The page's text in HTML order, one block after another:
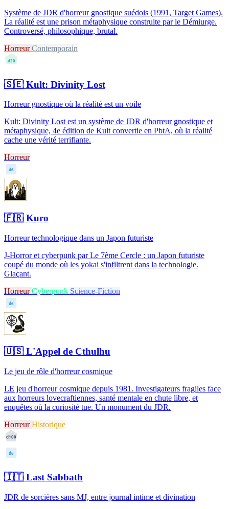
Système de JDR d'horreur gnostique suédois (1991, Target Games).
La réalité est une prison métaphysique construite par le Démiurge.
Controversé, philosophique, brutal.
HorreurContemporain
d20
🇸🇪Kult: Divinity Lost
Horreur gnostique où la réalité est un voile
Kult: Divinity Lost est un système de JDR d'horreur gnostique et
métaphysique, 4e édition de Kult convertie en PbtA, où la réalité
cache une vérité terrifiante.
Horreur
d6
🇫🇷Kuro
Horreur technologique dans un Japon futuriste
J-Horror et cyberpunk par Le 7ème Cercle : un Japon futuriste
coupé du monde où les yokai s'infiltrent dans la technologie.
Glaçant.
HorreurCyberpunk Science-Fiction
d6
🇺🇸L'Appel de Cthulhu
Le jeu de rôle d'horreur cosmique
LE jeu d'horreur cosmique depuis 1981. Investigateurs fragiles face
aux horreurs lovecraftiennes, santé mentale en chute libre, et
enquêtes où la curiosité tue. Un monument du JDR.
HorreurHistorique
d100
d6
🇮🇹Last Sabbath
JDR de sorcières sans MJ, entre journal intime et divination